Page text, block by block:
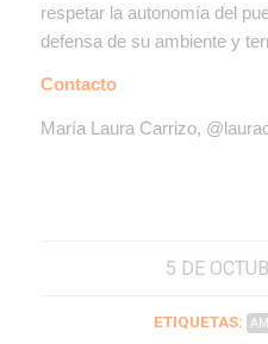
respetar la autonomía del
defensa de su ambiente y
Contacto
María Laura Carrizo, @
5 DE
ETIQUETAS: